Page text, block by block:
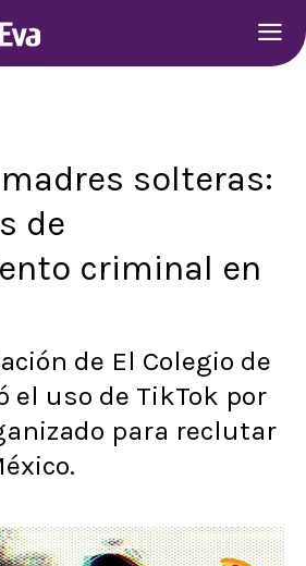
solteras:
de
criminal en
de El Colegio de
el uso de TikTok por
para reclutar